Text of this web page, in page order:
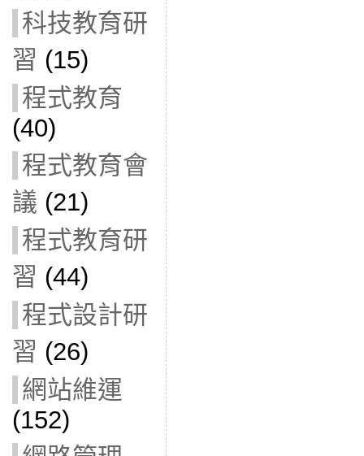
科技教育研
習 (15)
程式教育
(40)
程式教育會
議 (21)
程式教育研
習 (44)
程式設計研
習 (26)
網站維運
(152)